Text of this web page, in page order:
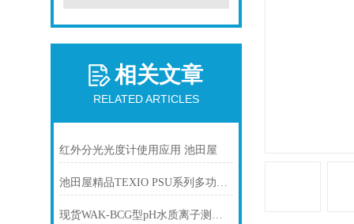
相关文章
RELATED ARTICLES
红外分光光度计使用应用 池田屋
池田屋精品TEXIO PSU系列多功能开关直流稳压电源PSU 100-15 参数介绍
现货WAK-BCG型pH水质离子测试包 KYORITSURIKA/共立理化